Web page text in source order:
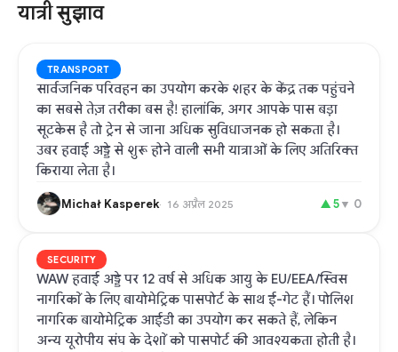
यात्री सुझाव
TRANSPORT
सार्वजनिक परिवहन का उपयोग करके शहर के केंद्र तक पहुंचने
का सबसे तेज़ तरीका बस है! हालांकि, अगर आपके पास बड़ा
सूटकेस है तो ट्रेन से जाना अधिक सुविधाजनक हो सकता है।
उबर हवाई अड्डे से शुरू होने वाली सभी यात्राओं के लिए अतिरिक्त
किराया लेता है।
Michał Kasperek 16 अप्रैल 2025 ▲5▼ 0
SECURITY
WAW हवाई अड्डे पर 12 वर्ष से अधिक आयु के EU/EEA/स्विस
नागरिकों के लिए बायोमेट्रिक पासपोर्ट के साथ ई-गेट हैं। पोलिश
नागरिक बायोमेट्रिक आईडी का उपयोग कर सकते हैं, लेकिन
अन्य यूरोपीय संघ के देशों को पासपोर्ट की आवश्यकता होती है।